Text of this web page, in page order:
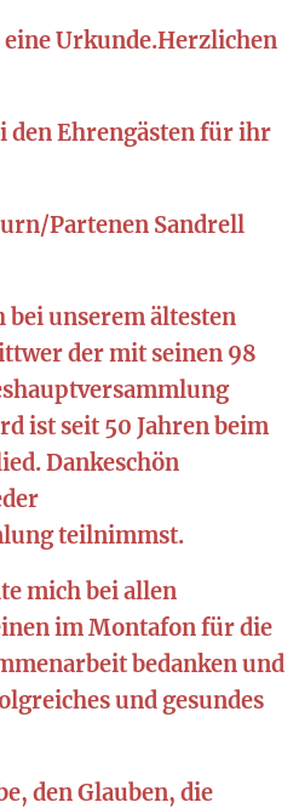
eine Urkunde.Herzlichen
den Ehrengästen für ihr
Partenen Sandrell
bei unserem ältesten
der mit seinen 98
ist seit 50 Jahren beim
Dankeschön
teilnimmst.
mich bei allen
im Montafon für die
bedanken und
und gesundes
den Glauben, die